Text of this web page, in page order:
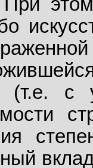
(т.е. с